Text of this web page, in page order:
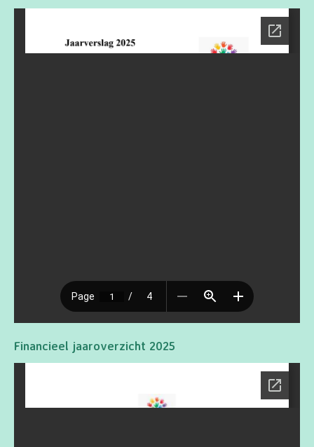
Financieel jaaroverzicht 2025